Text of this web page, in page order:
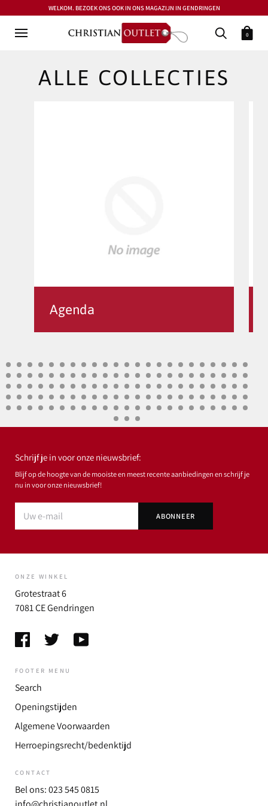
WELKOM. BEZOEK ONS OOK IN ONS MAGAZIJN IN GENDRINGEN
0
ALLE COLLECTIES
Agenda
Schrijf je in voor onze nieuwsbrief:
Blijf op de hoogte van de mooiste en meest recente aanbiedingen en schrijf je
nu in voor onze nieuwsbrief!
ONZE WINKEL
Grotestraat 6
7081 CE Gendringen
FOOTER MENU
Search
Openingstijden
Algemene Voorwaarden
Herroepingsrecht/bedenktijd
CONTACT
Bel ons: 023 545 0815